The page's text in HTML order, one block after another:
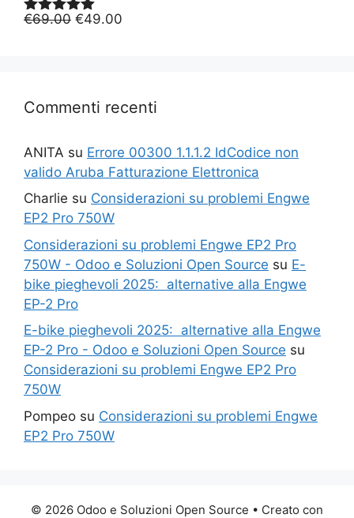
Valutato
€69.00 Il
€49.00
Commenti recenti
ANITA su Errore 00300 1.1.1.2 IdCodice non
valido Aruba Fatturazione Elettronica
Charlie su Considerazioni su problemi Engwe
EP2 Pro 750W
Considerazioni su problemi Engwe EP2 Pro
750W - Odoo e Soluzioni Open Source su E-
bike pieghevoli 2025: alternative alla Engwe
EP-2 Pro
E-bike pieghevoli 2025: alternative alla Engwe
EP-2 Pro - Odoo e Soluzioni Open Source su
Considerazioni su problemi Engwe EP2 Pro
750W
Pompeo su Considerazioni su problemi Engwe
EP2 Pro 750W
© 2026 Odoo e Soluzioni Open Source • Creato con